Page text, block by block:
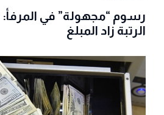
رسوم “مجهولة” في المرفأ:
الرتبة زاد المبلغ